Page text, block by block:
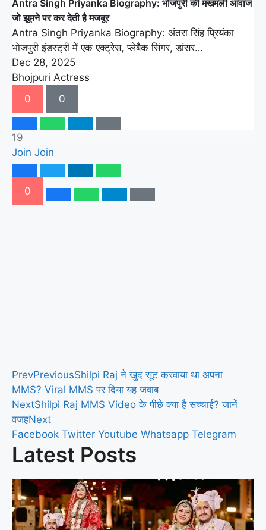
Antra Singh Priyanka Biography: भोजपुरी की मखमली आवाज
जो झूमने पर कर देती है मजबूर
Antra Singh Priyanka Biography: अंतरा सिंह प्रियंका
भोजपुरी इंडस्ट्री में एक एक्ट्रेस, प्लेबैक सिंगर, डांसर…
Dec 28, 2025
Bhojpuri Actress
0
0
19
Join Join
0
PrevPreviousShilpi Raj ने खुद सूट करवाया था अपना
MMS? Viral MMS पर दिया यह जवाब
NextShilpi Raj MMS Video के पीछे क्या है सच्चाई? जानें
वजहNext
Facebook Twitter Youtube Whatsapp Telegram
Latest Posts